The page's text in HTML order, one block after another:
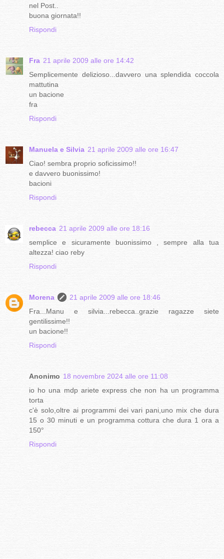
nel Post..
buona giornata!!
Rispondi
Fra 21 aprile 2009 alle ore 14:42
Semplicemente delizioso...davvero una splendida coccola
mattutina
un bacione
fra
Rispondi
Manuela e Silvia 21 aprile 2009 alle ore 16:47
Ciao! sembra proprio soficissimo!!
e davvero buonissimo!
bacioni
Rispondi
rebecca 21 aprile 2009 alle ore 18:16
semplice e sicuramente buonissimo , sempre alla tua
altezza! ciao reby
Rispondi
Morena
21 aprile 2009 alle ore 18:46
Fra...Manu e silvia...rebecca..grazie ragazze siete
gentilissime!!
un bacione!!
Rispondi
Anonimo 18 novembre 2024 alle ore 11:08
io ho una mdp ariete express che non ha un programma
torta
c'è solo,oltre ai programmi dei vari pani,uno mix che dura
15 o 30 minuti e un programma cottura che dura 1 ora a
150°
Rispondi